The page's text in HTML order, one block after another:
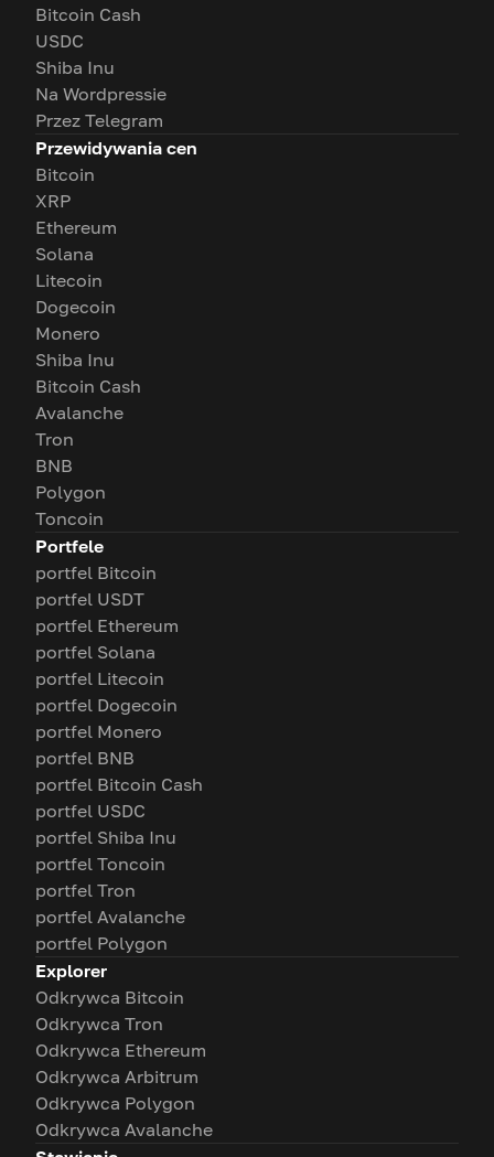
Bitcoin Cash
USDC
Shiba Inu
Na Wordpressie
Przez Telegram
Przewidywania cen
Bitcoin
XRP
Ethereum
Solana
Litecoin
Dogecoin
Monero
Shiba Inu
Bitcoin Cash
Avalanche
Tron
BNB
Polygon
Toncoin
Portfele
portfel Bitcoin
portfel USDT
portfel Ethereum
portfel Solana
portfel Litecoin
portfel Dogecoin
portfel Monero
portfel BNB
portfel Bitcoin Cash
portfel USDC
portfel Shiba Inu
portfel Toncoin
portfel Tron
portfel Avalanche
portfel Polygon
Explorer
Odkrywca Bitcoin
Odkrywca Tron
Odkrywca Ethereum
Odkrywca Arbitrum
Odkrywca Polygon
Odkrywca Avalanche